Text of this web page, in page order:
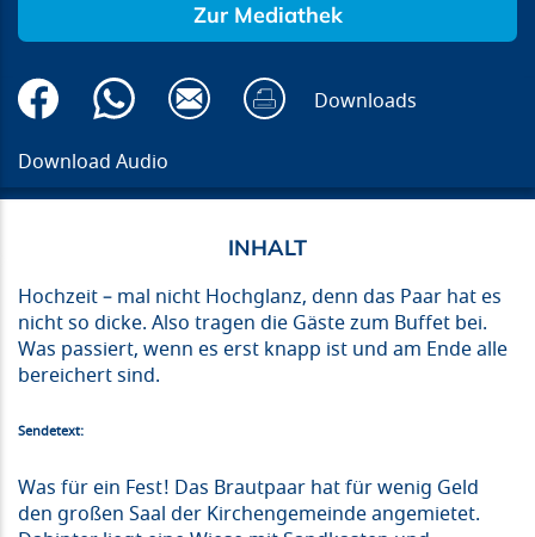
Zur Mediathek
Downloads
Download Audio
Hochzeit – mal nicht Hochglanz, denn das Paar hat es
nicht so dicke. Also tragen die Gäste zum Buffet bei.
Was passiert, wenn es erst knapp ist und am Ende alle
bereichert sind.
Sendetext:
Was für ein Fest! Das Brautpaar hat für wenig Geld
den großen Saal der Kirchengemeinde angemietet.